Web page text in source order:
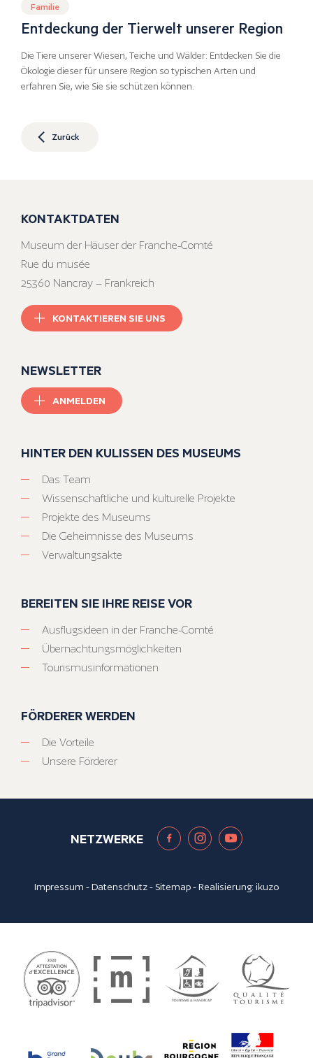
Familie
Entdeckung der Tierwelt unserer Region
Die Tiere unserer Wiesen, Teiche und Wälder: Entdecken Sie die
Ökologie dieser für unsere Region so typischen Arten und
erfahren Sie, wie Sie sie schützen können.
Zurück
KONTAKTDATEN
Museum der Häuser der Franche-Comté
Rue du musée
25360 Nancray – Frankreich
KONTAKTIEREN SIE UNS
NEWSLETTER
ANMELDEN
HINTER DEN KULISSEN DES MUSEUMS
Das Team
Wissenschaftliche und kulturelle Projekte
Projekte des Museums
Die Geheimnisse des Museums
Verwaltungsakte
BEREITEN SIE IHRE REISE VOR
Ausflugsideen in der Franche-Comté
Übernachtungsmöglichkeiten
Tourismusinformationen
FÖRDERER WERDEN
Die Vorteile
Unsere Förderer
NETZWERKE
Impressum -Datenschutz- Sitemap- Realisierung:ikuzo